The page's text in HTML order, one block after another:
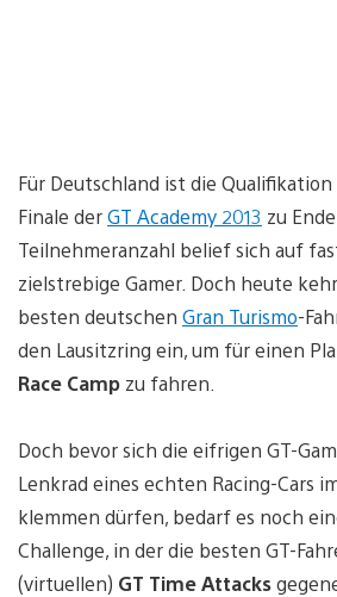
Für Deutschland ist die
Finale derGT Academy 2013 zu
Teilnehmeranzahl belief sich auf
zielstrebige Gamer. Doch heute
besten deutschen Gran Turismo-
den Lausitzring ein, um für einen
Race Camp zu fahren.
Doch bevor sich die eifrigen GT-
Lenkrad eines echten Racing-Cars
klemmen dürfen, bedarf es noch
Challenge, in der die besten GT-
(virtuellen) GT Time Attacks